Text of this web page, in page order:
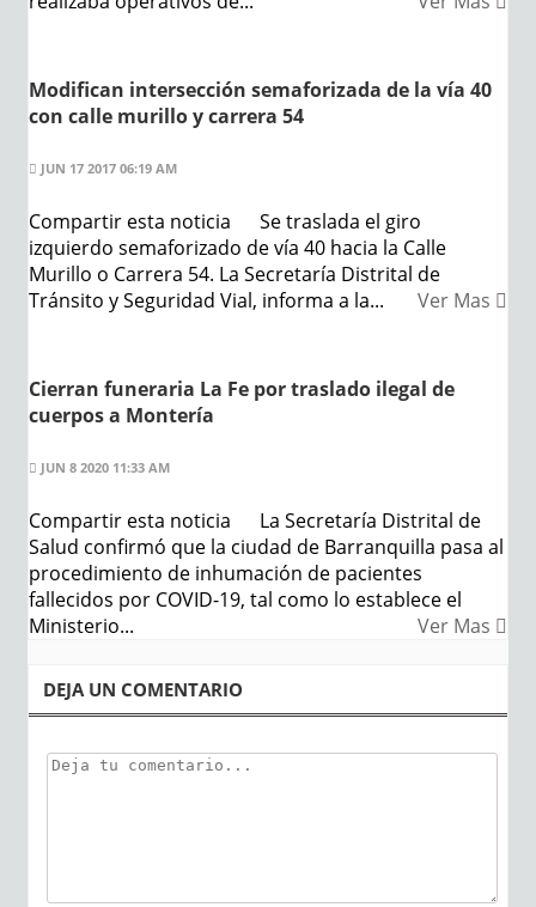
Modifican intersección semaforizada de la vía 40
con calle murillo y carrera 54
JUN 17 2017 06:19 AM
Compartir esta noticia Se traslada el giro
izquierdo semaforizado de vía 40 hacia la Calle
Murillo o Carrera 54. La Secretaría Distrital de
Tránsito y Seguridad Vial, informa a la...
Ver Mas
Cierran funeraria La Fe por traslado ilegal de
cuerpos a Montería
JUN 8 2020 11:33 AM
Compartir esta noticia La Secretaría Distrital de
Salud confirmó que la ciudad de Barranquilla pasa al
procedimiento de inhumación de pacientes
fallecidos por COVID-19, tal como lo establece el
Ministerio...
Ver Mas
DEJA UN COMENTARIO